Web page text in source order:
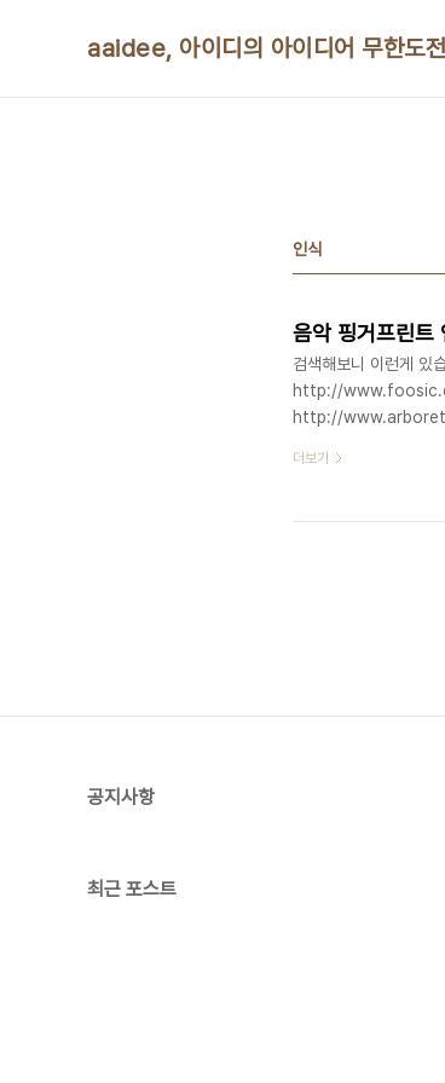
aaidee, 아이디의 아이디어 무한도전
인식
음악 핑거프린트
검색해보니 이런게
http://
http://
더보기
공지사항
최근 포스트